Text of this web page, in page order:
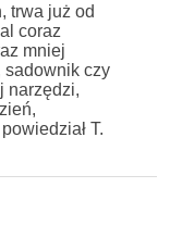
trwa już od
coraz
mniej
sadownik czy
narzędzi,
T.